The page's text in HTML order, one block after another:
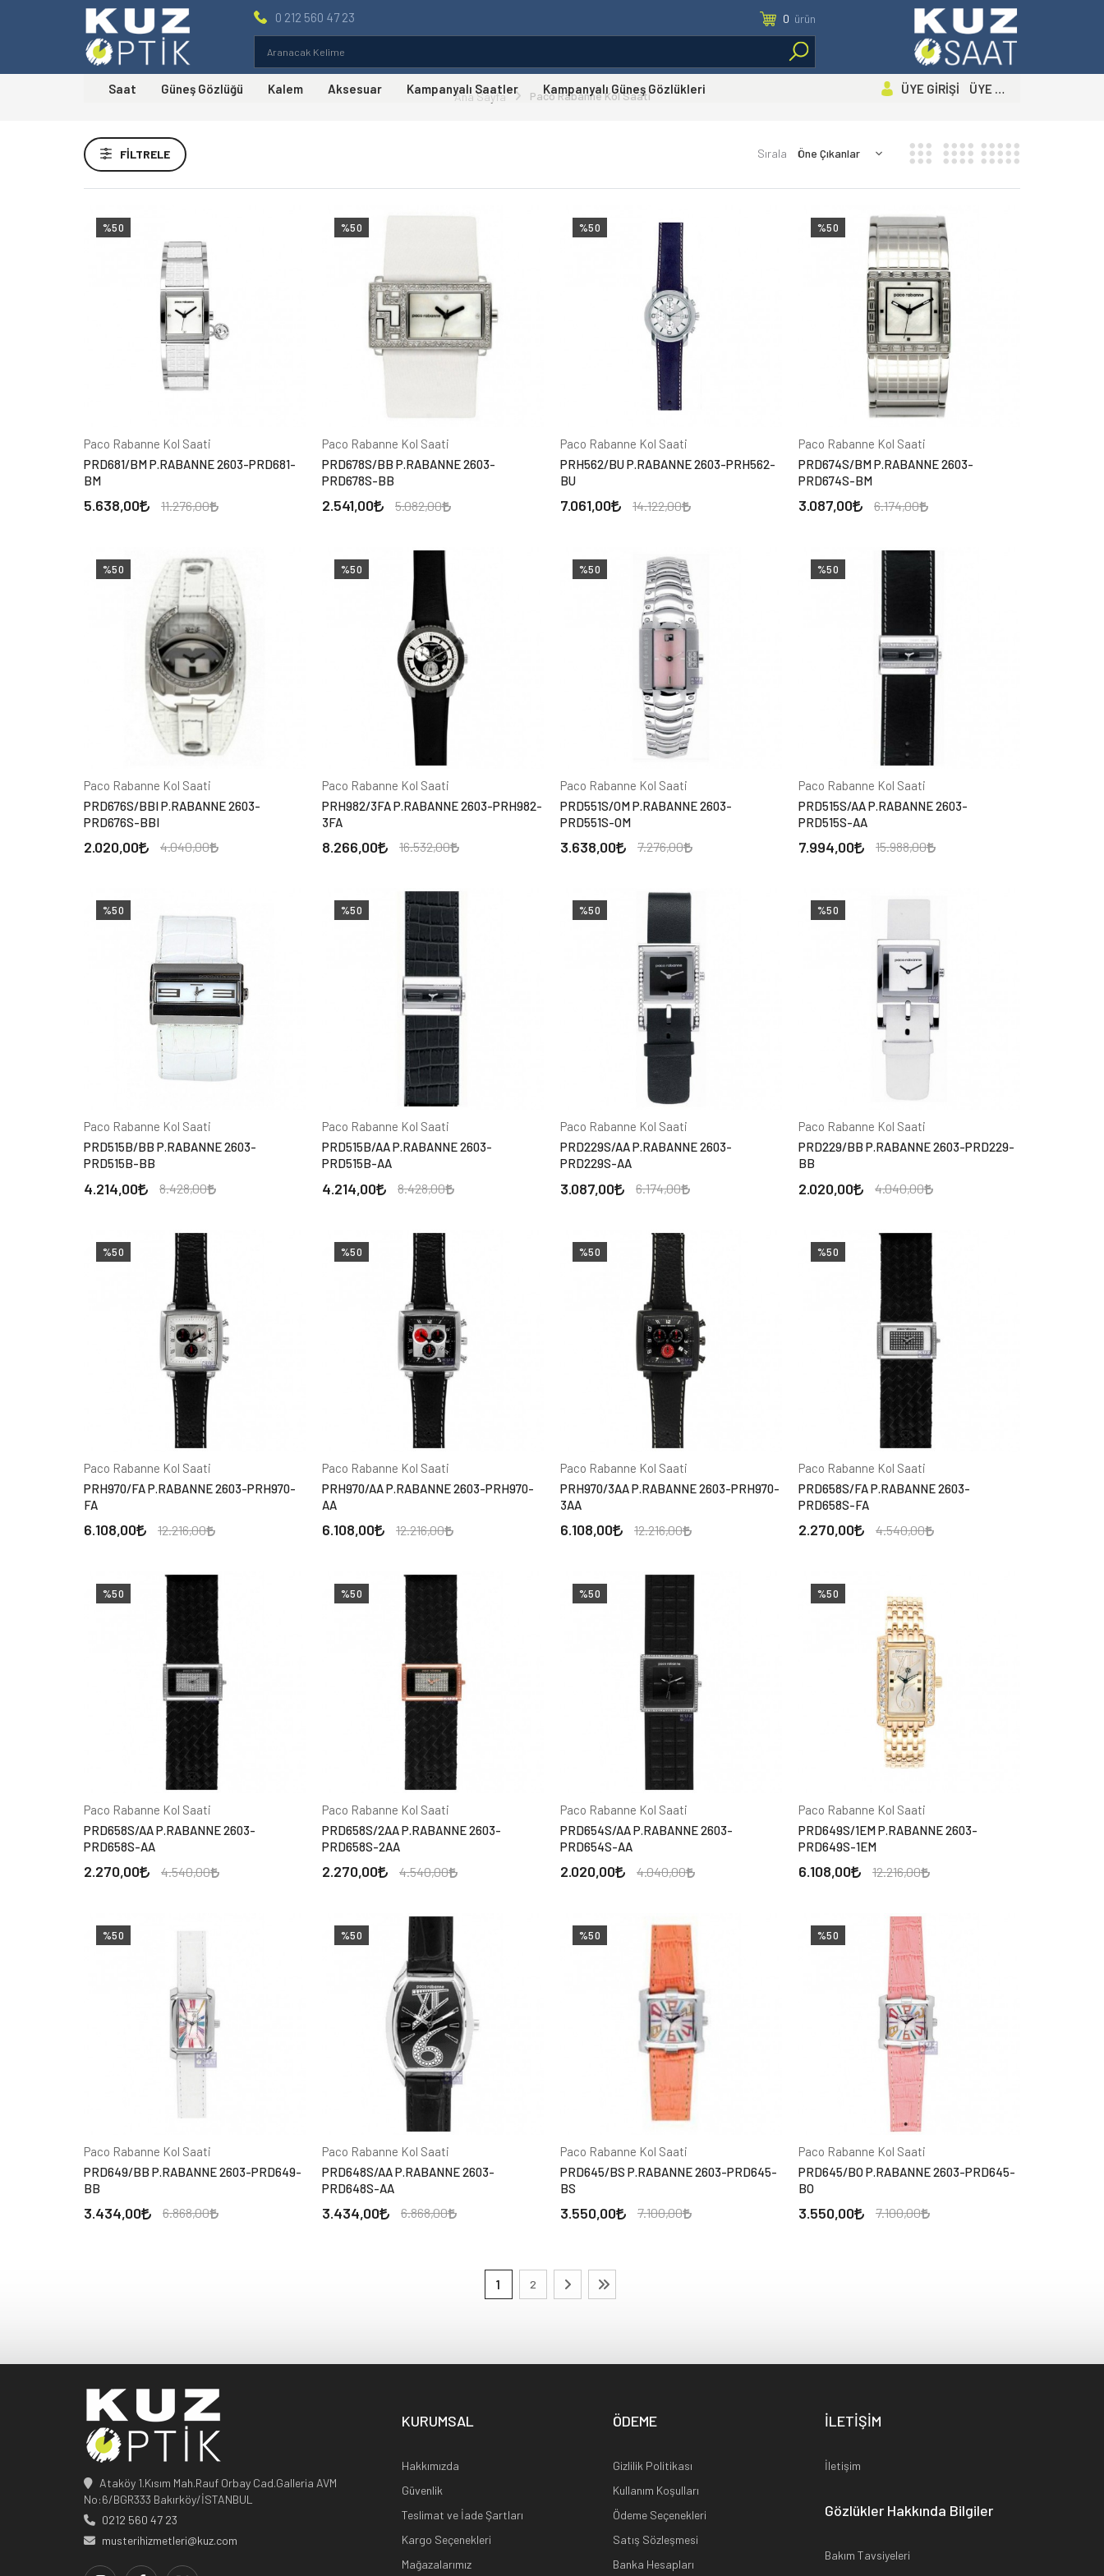
0 212 560 47 23 0 ürün
Saat Güneş Gözlüğü Kalem Aksesuar Kampanyalı Saatler Kampanyalı Güneş Gözlükleri ÜYE GİRİŞİ ÜYE OL
Ana Sayfa Paco Rabanne Kol Saati
Fiyat Aralığı
FILTRELE Sırala
%50
Paco Rabanne Kol Saati
PRD681/BM P.RABANNE 2603-PRD681-
BM
5.638,00 11.276,00
%50
Paco Rabanne Kol Saati
PRD678S/BB P.RABANNE 2603-
PRD678S-BB
2.541,00 5.082,00
%50
Paco Rabanne Kol Saati
PRH562/BU P.RABANNE 2603-PRH562-
BU
7.061,00 14.122,00
%50
Paco Rabanne Kol Saati
PRD674S/BM P.RABANNE 2603-
PRD674S-BM
3.087,00 6.174,00
%50
Paco Rabanne Kol Saati
PRD676S/BBI P.RABANNE 2603-
PRD676S-BBI
2.020,00 4.040,00
%50
Paco Rabanne Kol Saati
PRH982/3FA P.RABANNE 2603-PRH982-
3FA
8.266,00 16.532,00
%50
Paco Rabanne Kol Saati
PRD551S/OM P.RABANNE 2603-
PRD551S-OM
3.638,00 7.276,00
%50
Paco Rabanne Kol Saati
PRD515S/AA P.RABANNE 2603-
PRD515S-AA
7.994,00 15.988,00
%50
Paco Rabanne Kol Saati
PRD515B/BB P.RABANNE 2603-
PRD515B-BB
4.214,00 8.428,00
%50
Paco Rabanne Kol Saati
PRD515B/AA P.RABANNE 2603-
PRD515B-AA
4.214,00 8.428,00
%50
Paco Rabanne Kol Saati
PRD229S/AA P.RABANNE 2603-
PRD229S-AA
3.087,00 6.174,00
%50
Paco Rabanne Kol Saati
PRD229/BB P.RABANNE 2603-PRD229-
BB
2.020,00 4.040,00
%50
Paco Rabanne Kol Saati
PRH970/FA P.RABANNE 2603-PRH970-
FA
6.108,00 12.216,00
%50
Paco Rabanne Kol Saati
PRH970/AA P.RABANNE 2603-PRH970-
AA
6.108,00 12.216,00
%50
Paco Rabanne Kol Saati
PRH970/3AA P.RABANNE 2603-PRH970-
3AA
6.108,00 12.216,00
%50
Paco Rabanne Kol Saati
PRD658S/FA P.RABANNE 2603-
PRD658S-FA
2.270,00 4.540,00
%50
Paco Rabanne Kol Saati
PRD658S/AA P.RABANNE 2603-
PRD658S-AA
2.270,00 4.540,00
%50
Paco Rabanne Kol Saati
PRD658S/2AA P.RABANNE 2603-
PRD658S-2AA
2.270,00 4.540,00
%50
Paco Rabanne Kol Saati
PRD654S/AA P.RABANNE 2603-
PRD654S-AA
2.020,00 4.040,00
%50
Paco Rabanne Kol Saati
PRD649S/1EM P.RABANNE 2603-
PRD649S-1EM
6.108,00 12.216,00
%50
Paco Rabanne Kol Saati
PRD649/BB P.RABANNE 2603-PRD649-
BB
3.434,00 6.868,00
%50
Paco Rabanne Kol Saati
PRD648S/AA P.RABANNE 2603-
PRD648S-AA
3.434,00 6.868,00
%50
Paco Rabanne Kol Saati
PRD645/BS P.RABANNE 2603-PRD645-
BS
3.550,00 7.100,00
%50
Paco Rabanne Kol Saati
PRD645/BO P.RABANNE 2603-PRD645-
BO
3.550,00 7.100,00
1 2
Ataköy 1.Kısım Mah.Rauf Orbay Cad.Galleria AVM
No:6/BGR333 Bakırköy/İSTANBUL
0212 560 47 23
musterihizmetleri@kuz.com
KURUMSAL
Hakkımızda
Güvenlik
Teslimat ve İade Şartları
Kargo Seçenekleri
Mağazalarımız
ÖDEME
Gizlilik Politikası
Kullanım Koşulları
Ödeme Seçenekleri
Satış Sözleşmesi
Banka Hesapları
İLETİŞİM
İletişim
Gözlükler Hakkında Bilgiler
Bakım Tavsiyeleri